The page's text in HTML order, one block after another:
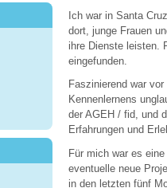
Ich war in Santa
dort, junge Frauen
ihre Dienste leisten.
eingefunden.
Faszinierend war
Kennenlernens
der AGEH / fid, und
Erfahrungen und
Für mich war es
eventuelle neue
in den letzten fünf